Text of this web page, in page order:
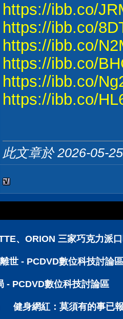
https://ibb.co/
https://ibb.co/
https://ibb.co/
https://ibb.co/
https://ibb.co/
https://ibb.co/
此文章於 2026-05-
、ORION 三家巧克力派
世 - PCDVD數位科技討論區
- PCDVD數位科技討論區
健身網紅：莫須有的事已